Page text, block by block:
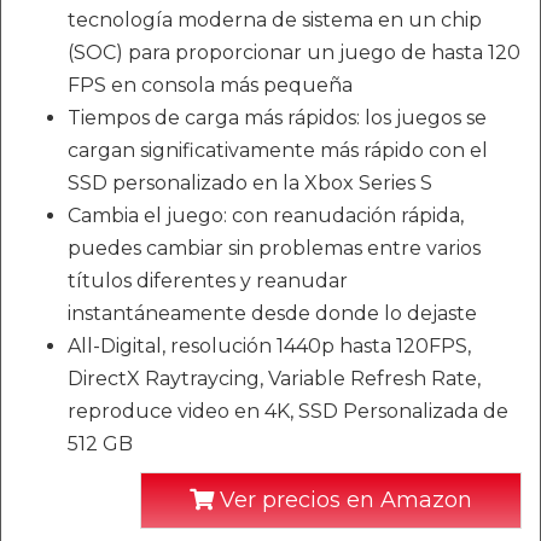
tecnología moderna de sistema en un chip
(SOC) para proporcionar un juego de hasta 120
FPS en consola más pequeña
Tiempos de carga más rápidos: los juegos se
cargan significativamente más rápido con el
SSD personalizado en la Xbox Series S
Cambia el juego: con reanudación rápida,
puedes cambiar sin problemas entre varios
títulos diferentes y reanudar
instantáneamente desde donde lo dejaste
All-Digital, resolución 1440p hasta 120FPS,
DirectX Raytraycing, Variable Refresh Rate,
reproduce video en 4K, SSD Personalizada de
512 GB
Ver precios en Amazon